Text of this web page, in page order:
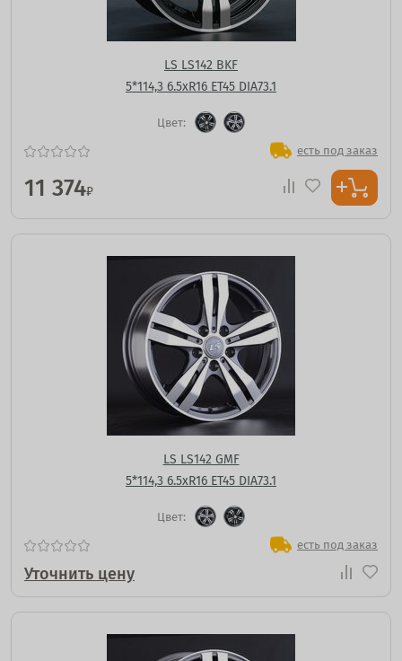
LS LS142 BKF
5*114,3 6.5xR16 ET45 DIA73.1
Цвет:
есть под заказ
11 374₽
LS LS142 GMF
5*114,3 6.5xR16 ET45 DIA73.1
Цвет:
есть под заказ
Уточнить цену